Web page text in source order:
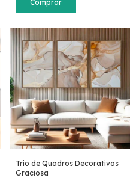
Comprar
Trio de Quadros Decorativos
Graciosa